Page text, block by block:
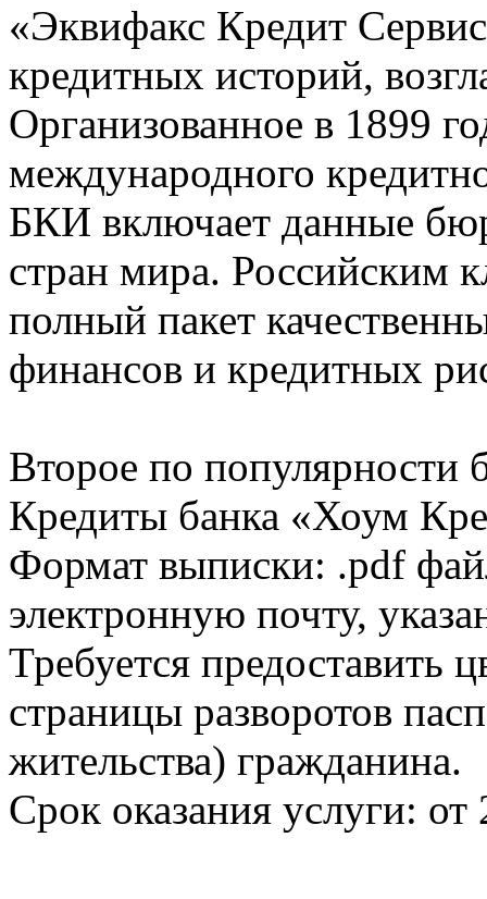
«Эквифакс Кредит
кредитных историй,
Организованное в 1899
международного
БКИ включает данные
стран мира. Российским
полный пакет
финансов и кредитных
Второе по популярности
Кредиты банка «Хоум
Формат выписки: .pdf
электронную почту,
Требуется предоставить
страницы разворотов
жительства) гражданина.
Срок оказания услуги: от